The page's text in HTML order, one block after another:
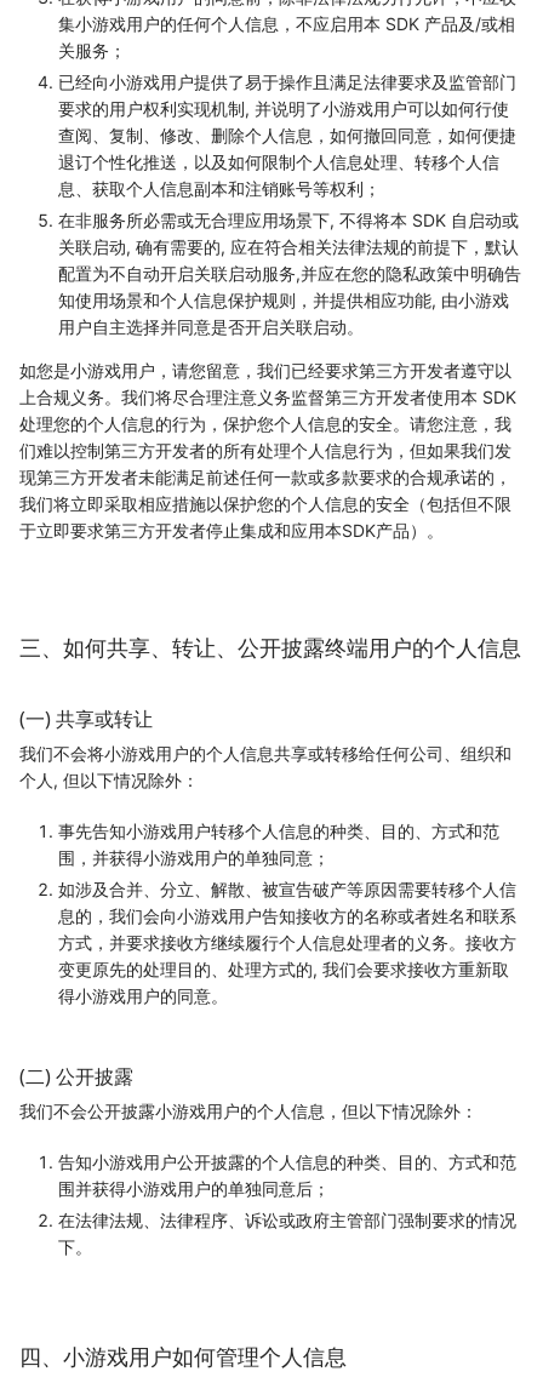
集小游戏用户的任何个人信息，不应启用本 SDK 产品及/或相
关服务；
已经向小游戏用户提供了易于操作且满足法律要求及监管部门
要求的用户权利实现机制, 并说明了小游戏用户可以如何行使
查阅、复制、修改、删除个人信息，如何撤回同意，如何便捷
退订个性化推送，以及如何限制个人信息处理、转移个人信
息、获取个人信息副本和注销账号等权利；
在非服务所必需或无合理应用场景下, 不得将本 SDK 自启动或
关联启动, 确有需要的, 应在符合相关法律法规的前提下，默认
配置为不自动开启关联启动服务,并应在您的隐私政策中明确告
知使用场景和个人信息保护规则，并提供相应功能, 由小游戏
用户自主选择并同意是否开启关联启动。
如您是小游戏用户，请您留意，我们已经要求第三方开发者遵守以
上合规义务。我们将尽合理注意义务监督第三方开发者使用本 SDK
处理您的个人信息的行为，保护您个人信息的安全。请您注意，我
们难以控制第三方开发者的所有处理个人信息行为，但如果我们发
现第三方开发者未能满足前述任何一款或多款要求的合规承诺的，
我们将立即采取相应措施以保护您的个人信息的安全（包括但不限
于立即要求第三方开发者停止集成和应用本SDK产品）。
三、如何共享、转让、公开披露终端用户的个人信息
(一) 共享或转让
我们不会将小游戏用户的个人信息共享或转移给任何公司、组织和
个人, 但以下情况除外：
事先告知小游戏用户转移个人信息的种类、目的、方式和范
围，并获得小游戏用户的单独同意；
如涉及合并、分立、解散、被宣告破产等原因需要转移个人信
息的，我们会向小游戏用户告知接收方的名称或者姓名和联系
方式，并要求接收方继续履行个人信息处理者的义务。接收方
变更原先的处理目的、处理方式的, 我们会要求接收方重新取
得小游戏用户的同意。
(二) 公开披露
我们不会公开披露小游戏用户的个人信息，但以下情况除外：
告知小游戏用户公开披露的个人信息的种类、目的、方式和范
围并获得小游戏用户的单独同意后；
在法律法规、法律程序、诉讼或政府主管部门强制要求的情况
下。
四、小游戏用户如何管理个人信息